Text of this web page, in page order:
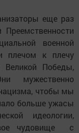
еще раз
военной
плечом к плечу
Великой Победы,
мужественно
чтобы мы
больше ужасы
идеологии,
чудовище с